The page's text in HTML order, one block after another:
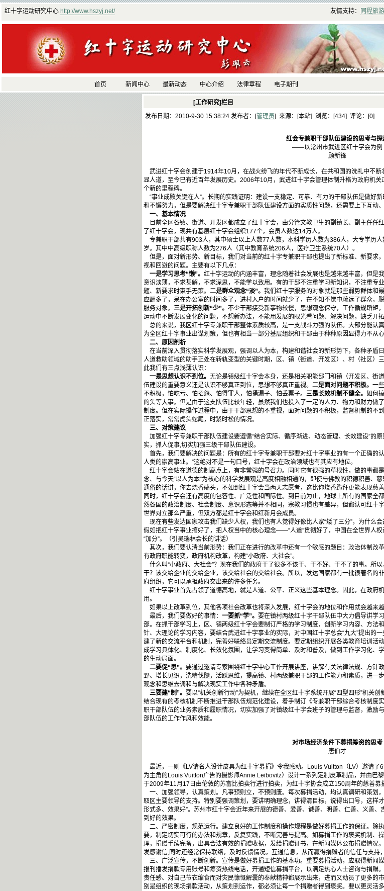
红十字运动研究中心 http://www.hszyj.net/ 友情支持： 同程旅游
首页 新闻中心 最新动态 中心介绍 法律章程 电子期刊
[工作研究]栏目
发布日期：2010-9-30 15:38:24 发布者：[管理员] 来源：[本站] 浏览：[434] 评论：[0]
红会专兼职干部队伍建设的思考与探
——以常州市武进区红十字会为例
顾新锋
武进红十字会创建于1914年10月，在战火纷飞的年代不断成长，在共和国的洗礼中不
显人道，至今已有近百年发展历史。2006年10月，武进红十字会管理体制升格为政府机
个新的里程碑。
“事业成败关键在人”。长期的实践证明：建设一支稳定、可靠、有力的干部队伍是做好
和不懈努力，但是要解决红十字专兼职干部队伍建设方面的实质性问题，还需要上下互动
一、基本情况
目前全区各镇、街道、开发区都成立了红十字会，由分管文教卫生的副镇长、副主任任
了红十字会，现共有基层红十字会组织177个，会员人数达14万人。
专兼职干部共有903人，其中硕士以上人数77人数，本科学历人数为386人，大专学历
岁。其中中高级职称人数为276人（其中教育系统206人，医疗卫生系统70人）。
但是，面对新形势、新目标，我们对当前的红十字专兼职干部也提出了新标准、新要求
视和回避的问题。主要有以下几点：
一是学习思考“懒”。 红十字运动的内涵丰富，理念随着社会发展也是越来越丰富，但是
意识淡薄，不求甚解，不求深思，不能学以致用。有的干部不注重学习新知识，不注重专
题、新要求时束手无策。 二是群众观念“淡”。 我们红十字服务的对象就是那些弱势群体和
应酬多了，呆在办公室的时间多了，进村入户的时间就少了，在不知不觉中疏远了群众，
服务对象。 三是开拓创新“少”。 不少干部接受新事物较慢，思想观念保守，工作循规蹈矩
运动中不断发展变化的问题，不想新办法，不能用发展的眼光看问题、解决问题，缺乏开拓
总的来说，我区红十字专兼职干部整体素质较高，是一支战斗力强的队伍。大部分能认
为全区红十字事业出谋划策，但也有相当一部分基层组织和干部由于种种原因显得力不从
二、原因剖析
在当前深入贯彻落实科学发展观，强调以人为本，构建和谐社会的新形势下，各种矛盾
人道救助领域的助手正处在转轨变型的关键时期，区、镇（街道、开发区）、村（社区）
此我们有三点浅薄认识：
一是思想认识不到位。 无论是镇级红十字会本身，还是相关职能部门和镇（开发区、街
伍建设的重要意义还是认识不够真正到位，思想不够真正重视。 二是面对问题不积极。 一
不积极，怕吃亏、怕招怨、怕得罪人，怕捅漏子、怕丢票子。 三是长效机制不健全。 如何
的头等大事。但是由于这支队伍比较年轻，虽然我们也投入了一定的人力、物力和财力做
制度。但在实际操作过程中，由于干部思想的不重视，面对问题的不积极，监督机制的不
正落实，常常虎头蛇尾，时紧时松的情况。
三、对策建议
加强红十字专兼职干部队伍建设要遵循“结合实际、循序渐进、动态管理、长效建设”的
实，抓人促事,切实加强三级干部队伍建设。
首先，我们要解决的问题是：所有的红十字专兼职干部要对红十字事业的有一个正确的
人类的崇高事业。”这绝对不是一句口号，红十字会在政治领域也有其应有地位。
红十字会站在道德的制高点上，有非常强的号召力。同时它有很强的草根性，做的事都
念、与今天“以人为本”为核心的科学发展观是高度相融相通的，即使与佛教的积德积善、
通俗的话讲，你去烧香磕头，不如到红十字会当两天志愿者，这比你烧香跪拜更能表现慈善
同时，红十字会还有高度的包容性、广泛性和国际性。到目前为止，地球上所有的国家全
然各国的政治制度、社会制度、意识形态等并不相同，宗教习惯也有差异，但都认可红十
世界对立那么严重，但双方都是红十字会和红新月会成员。
现在有些发达国家攻击我们缺少人权，我们也有人觉得好像比人家“矮了三分”，为什么
假如把红十字事业搞好了，把人权当中的核心理念——“人道”贯彻好了，中国在全世界人
“加分”。（引吴瑞林会长的讲话）
其次，我们要认清当前形势：我们正在进行的改革中还有一个敏感的题目：政治体制改
有政府职能转变，政府机构改革，构建“小政府、大社会”。
什么叫“小政府、大社会”？现在我们的政府干了很多不该干、干不好、干不了的事。所以
干？该交给企业的交给企业，该交给社会的交给社会。所以，发达国家都有一批很著名
府组织，它可以承担政府交出来的许多任务。
红十字事业首先占领了道德高地，就是人道、公平、正义这些基本理念。因此，在政府
用。
如果以上改革到位，其他各项社会改革也将深入发展，红十字会的地位和作用就会越来
最后，我们要做好的事情： 一要抓“学”。 要在镇村两级红十字干部队伍中大力倡导讲学
部。在抓干部学习上，区、镇两级红十字会要制订严格的学习制度，创新学习内容、方法
针、大理论的学习内容，要结合武进红十字事业的实际，对中国红十字总会“九大”提出的
建了新的交流平台和机制，完善好联络员定期交流制度。要定期组织开展各类教育培训活
成学习具体化、制度化、长效化氛围，让学习变得简单、及时和普及，做到工作学习化、
的生动局面。
二要促“思”。 要通过邀请专家围绕红十字中心工作开展讲座，讲解有关法律法规、方针
野、增长见识，洗精伐髓，活跃思维，提高镇、村两级兼职干部的工作能力和素质，进一
观念和思维去调和与解决现实工作中各种矛盾。
三要建“制”。 要以“机关创新行动”为契机，继续在全区红十字系统开展“四型四形”机关
结合现有的考核机制不断推进干部队伍规范化建设，着手制订《专兼职干部综合考核制度
职干部队伍的业务素质和履职情况，切实加强了对镇级红十字会班子的管理与监督，激励
部队伍的工作作风和效能。
对市场经济条件下募捐筹资的思考
唐伯才
最近，一则《LV请名人设计皮具为红十字募捐》令我感动。Louis Vuitton（LV）邀请
为主角的Louis Vuitton广告的摄影师Annie Leibovitz）设计一系列定制皮革制品，并由巴
于2009年11月17日由伦敦的苏富比拍卖行进行拍卖，为红十字协会成立150周年的慈善募
一、加强领导，认真策划。凡事预则立，不预则废。每次募捐活动，均认真调研和策划
取区主要领导的支持。特别要强调策划，要讲明确理念，讲得清目标，说得出口号，这样
形式多、效果好”。苏州市红十字会近年来开展的德善、爱善、诚善、明善、仁善、义善
到好的效果。
二、严密制度，规范运行。建立良好的工作制度和操作规程是做好募捐工作的保证。除
要，制定切实可行的办法和规章，反复实践，不断完善与提高。如募捐工作的褒奖机制、
理，捐赠手续完备，出具合法有效的捐赠收据，发给捐赠证书，在新闻媒体公布捐赠情况
发感谢信,同时还经常保持联络，及时反馈情况，互通信息，从而赢得捐赠者的信任与支持
三、广泛宣传，不断创新。宣传是做好募捐工作的基本功。重要募捐活动，应取得新闻
报刊播发捐款专用账号和筹资热线电话，开通短信募捐平台，以满足热心人士咨询与捐赠
责任感、对自己节衣缩食而对灾民慷慨解囊的奉献精神都展示出来，进而又动员了更多的
别是组织的现场捐款活动，从策划到运作，都必须让每一个捐赠者得到褒奖。要以更灵活